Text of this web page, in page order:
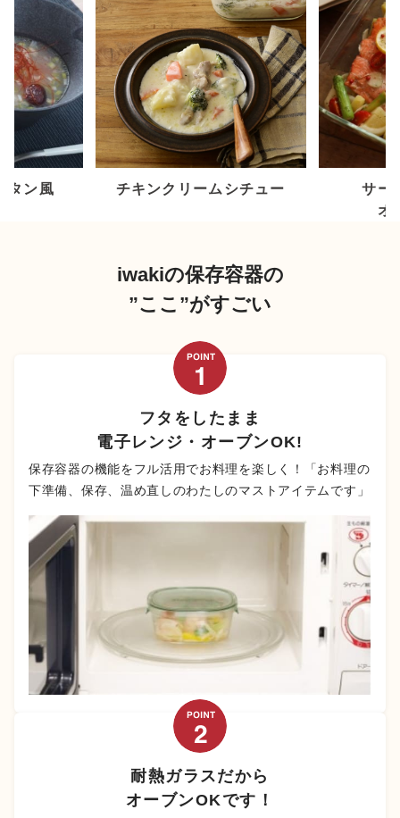
タン風 チキンクリームシチュー
サー
オ
iwakiの保存容器の
”ここ”がすごい
フタをしたまま
電子レンジ・オーブンOK!
保存容器の機能をフル活用でお料理を楽しく！「お料理の
下準備、保存、温め直しのわたしのマストアイテムです」
耐熱ガラスだから
オーブンOKです！